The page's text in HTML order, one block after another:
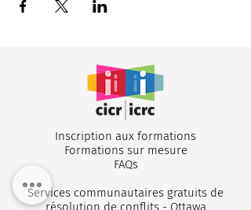
Inscription aux formations
Formations sur mesure
FAQs
Services communautaires gratuits de
résolution de conflits - Ottawa